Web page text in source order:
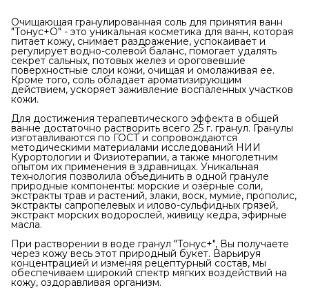
Очищающая гранулированная соль для принятия ванн
"Тонус+О" - это уникальная косметика для ванн, которая
питает кожу, снимает раздражение, успокаивает и
регулирует водно-солевой баланс, помогает удалять
секрет сальных, потовых желез и ороговевшие
поверхностные слои кожи, очищая и омолаживая ее.
Кроме того, соль обладает ароматизирующим
действием, ускоряет заживление воспаленных участков
кожи.
Для достижения терапевтического эффекта в общей
ванне достаточно растворить всего 25 г. гранул. Гранулы
изготавливаются по ГОСТ и сопровождаются
методическими материалами исследований НИИ
Курортологии и Физиотерапии, а также многолетним
опытом их применения в здравницах. Уникальная
технология позволила объединить в одной грануле
природные компоненты: морские и озёрные соли,
экстракты трав и растений, злаки, воск, мумиё, прополис,
экстракты сапропелевых и илово-сульфидных грязей,
экстракт морских водорослей, живицу кедра, эфирные
масла.
При растворении в воде гранул "Тонус+", Вы получаете
через кожу весь этот природный букет. Варьируя
концентрацией и изменяя рецептурный состав, мы
обеспечиваем широкий спектр мягких воздействий на
кожу, оздоравливая организм.